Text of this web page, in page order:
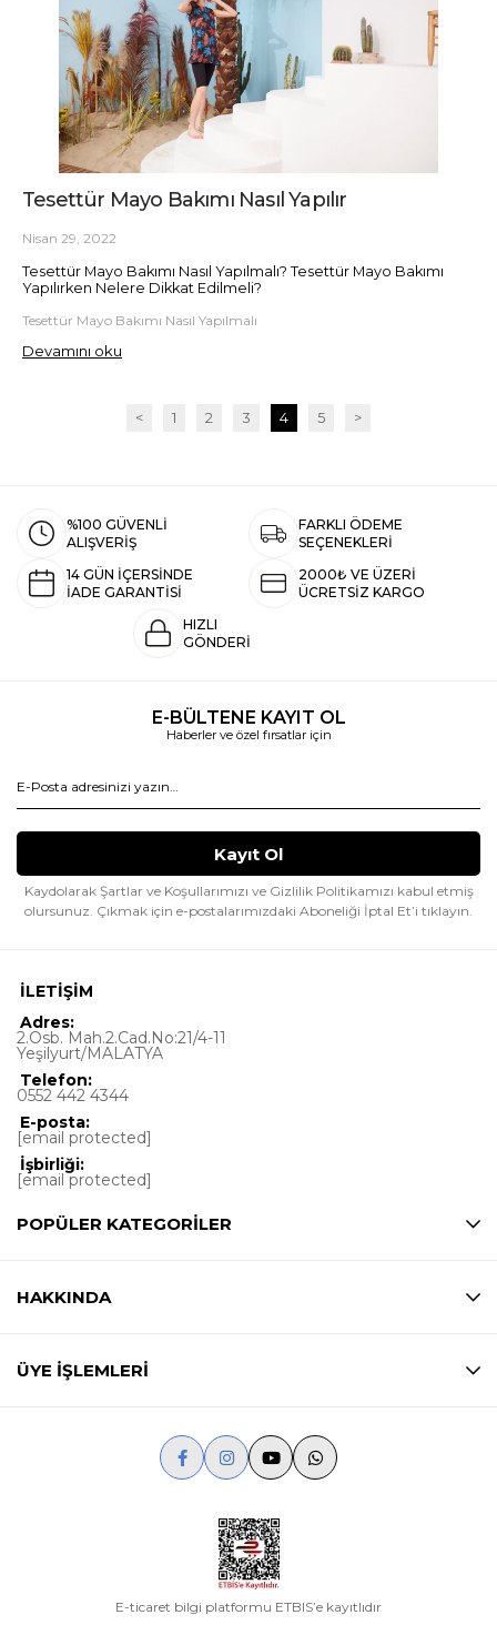
Tesettür Mayo Bakımı Nasıl Yapılır
Nisan 29, 2022
Tesettür Mayo Bakımı Nasıl Yapılmalı? Tesettür Mayo Bakımı
Yapılırken Nelere Dikkat Edilmeli?
Tesettür Mayo Bakımı Nasıl Yapılmalı
Devamını oku
< 1 2 3 4 5 >
%100 GÜVENLİ
ALIŞVERİŞ
FARKLI ÖDEME
SEÇENEKLERİ
14 GÜN İÇERSİNDE
İADE GARANTİSİ
2000₺ VE ÜZERİ
ÜCRETSİZ KARGO
HIZLI
GÖNDERİ
E-BÜLTENE KAYIT OL
Haberler ve özel fırsatlar için
Kaydolarak Şartlar ve Koşullarımızı ve Gizlilik Politikamızı kabul etmiş
olursunuz. Çıkmak için e-postalarımızdaki Aboneliği İptal Et’i tıklayın.
İLETİŞİM
Adres:
2.Osb. Mah.2.Cad.No:21/4-11
Yeşilyurt/MALATYA
Telefon:
0552 442 4344
E-posta:
[email protected]
İşbirliği:
[email protected]
POPÜLER KATEGORİLER
HAKKINDA
ÜYE İŞLEMLERİ
E-ticaret bilgi platformu ETBIS’e kayıtlıdır